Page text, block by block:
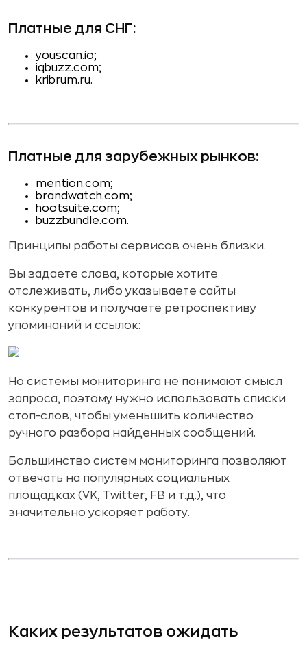
Платные для СНГ:
youscan.io;
iqbuzz.com;
kribrum.ru.
Платные для зарубежных рынков:
mention.com;
brandwatch.com;
hootsuite.com;
buzzbundle.com.
Принципы работы сервисов очень близки.
Вы задаете слова, которые хотите
отслеживать, либо указываете сайты
конкурентов и получаете ретроспективу
упоминаний и ссылок:
Но системы мониторинга не понимают смысл
запроса, поэтому нужно использовать списки
стоп-слов, чтобы уменьшить количество
ручного разбора найденных сообщений.
Большинство систем мониторинга позволяют
отвечать на популярных социальных
площадках (VK, Twitter, FB и т.д.), что
значительно ускоряет работу.
Каких результатов ожидать